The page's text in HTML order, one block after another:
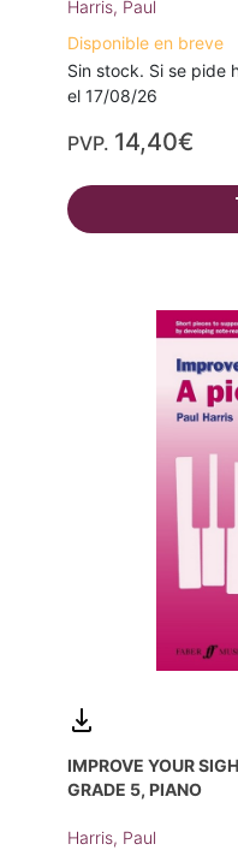
Harris, Paul
Disponible en breve
Sin stock. Si se pide
el 17/08/26
PVP. 14,40€
IMPROVE YOUR
GRADE 5, PIANO
Harris, Paul